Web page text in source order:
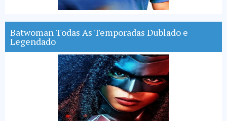
Batwoman Todas As Temporadas Dublado e
Legendado